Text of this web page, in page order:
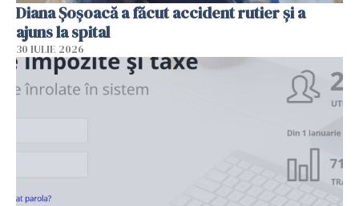
Diana Șoșoacă a făcut accident rutier și a
ajuns la spital
30 IULIE 2026